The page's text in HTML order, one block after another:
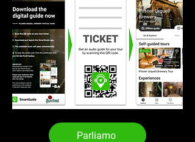
Parliamo